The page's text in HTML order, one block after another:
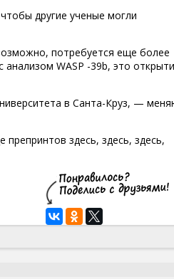
другие ученые могли
потребуется еще более
WASP -39b, это
в Санта-Круз, —
здесь, здесь, здесь,